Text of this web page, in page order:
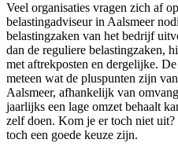
Veel organisaties vragen zich af
belastingadviseur in Aalsmeer
belastingzaken van het bedrijf
dan de reguliere belastingzaken,
met aftrekposten en dergelijke.
meteen wat de pluspunten zijn
Aalsmeer, afhankelijk van
jaarlijks een lage omzet behaalt
zelf doen. Kom je er toch niet
toch een goede keuze zijn.